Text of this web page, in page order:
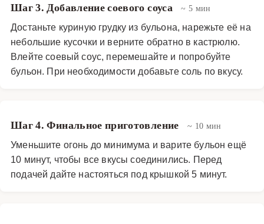
Шаг 3. Добавление соевого соуса ~ 5 мин
Достаньте куриную грудку из бульона, нарежьте её на
небольшие кусочки и верните обратно в кастрюлю.
Влейте соевый соус, перемешайте и попробуйте
бульон. При необходимости добавьте соль по вкусу.
Шаг 4. Финальное приготовление ~ 10 мин
Уменьшите огонь до минимума и варите бульон ещё
10 минут, чтобы все вкусы соединились. Перед
подачей дайте настояться под крышкой 5 минут.